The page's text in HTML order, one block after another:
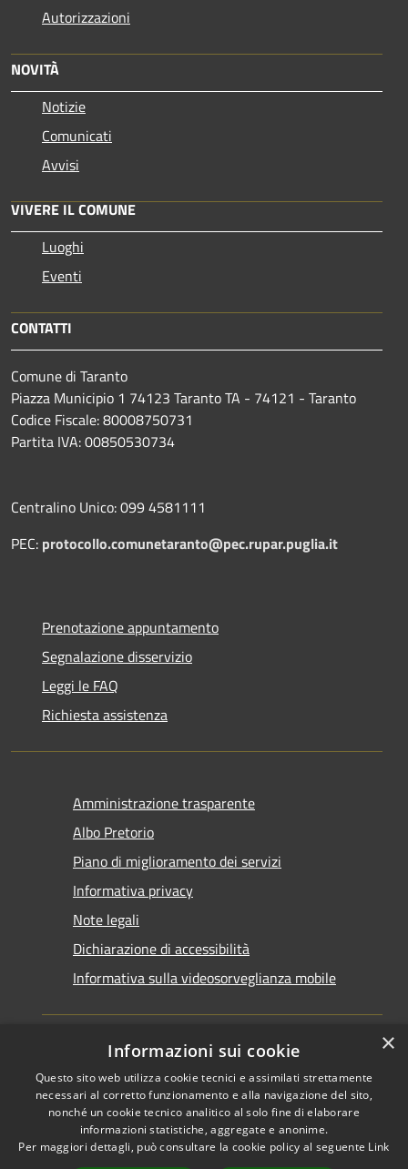
Autorizzazioni
NOVITÀ
Notizie
Comunicati
Avvisi
VIVERE IL COMUNE
Luoghi
Eventi
CONTATTI
Comune di Taranto
Piazza Municipio 1 74123 Taranto TA - 74121 - Taranto
Codice Fiscale: 80008750731
Partita IVA: 00850530734
Centralino Unico: 099 4581111
PEC: protocollo.comunetaranto@pec.rupar.puglia.it
Prenotazione appuntamento
Segnalazione disservizio
Leggi le FAQ
Richiesta assistenza
Amministrazione trasparente
Albo Pretorio
Piano di miglioramento dei servizi
Informativa privacy
Note legali
Dichiarazione di accessibilità
Informativa sulla videosorveglianza mobile
RSS
Accessibilità
Cookie
Copyright © 2026 • Comune di
Taranto • Powered by
Municipium•Accesso
redazione
×
Informazioni sui cookie
Questo sito web utilizza cookie tecnici e assimilati strettamente
necessari al corretto funzionamento e alla navigazione del sito,
nonché un cookie tecnico analitico al solo fine di elaborare
informazioni statistiche, aggregate e anonime.
Per maggiori dettagli, può consultare la cookie policy al seguente Link